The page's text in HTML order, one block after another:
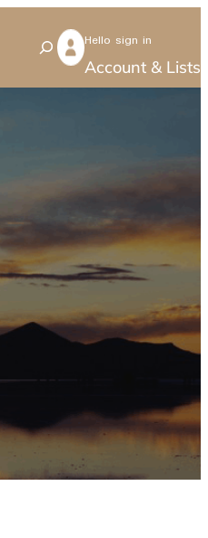
S
e
Hello sign in
Account & Lists